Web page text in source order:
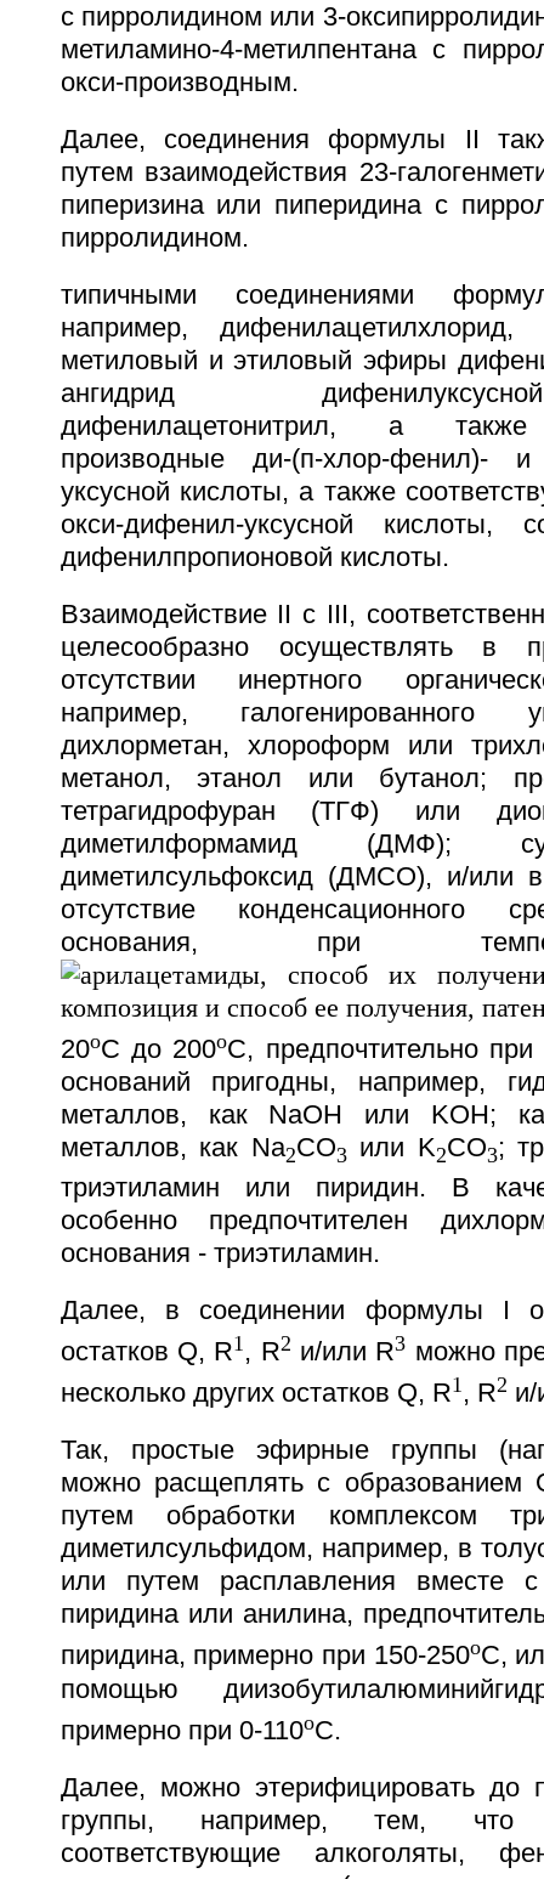
с пирролидином или 3-
метиламино-4-метилпентана с
окси-производным.
Далее, соединения формулы II
путем взаимодействия 23-
пиперизина или пиперидина с
пирролидином.
типичными соединениями
например,
метиловый и этиловый эфиры
ангидрид
дифенилацетонитрил, а также
производные ди-(п-хлор-фенил)-
уксусной кислоты, а также
окси-дифенил-уксусной кислоты,
дифенилпропионовой кислоты.
Взаимодействие II с III,
целесообразно осуществлять в
отсутствии инертного
например, галогенированного
дихлорметан, хлороформ или
метанол, этанол или бутанол;
тетрагидрофуран (ТГФ) или
диметилформамид (ДМФ);
диметилсульфоксид (ДМСО), и/или
отсутствие конденсационного
основания, при
20oC до 200oC, предпочтительно при
оснований пригодны, например,
металлов, как NaOH или KOH;
металлов, как Na2CO3 или K2CO3;
триэтиламин или пиридин. В
особенно предпочтителен
основания - триэтиламин.
Далее, в соединении формулы I
остатков Q, R1, R2 и/или R3 можно
несколько других остатков Q, R1, R2 и/
Так, простые эфирные группы
можно расщеплять с образованием
путем обработки комплексом
диметилсульфидом, например, в
или путем расплавления вместе с
пиридина или анилина,
пиридина, примерно при 150-250oC,
помощью
примерно при 0-110oC.
Далее, можно этерифицировать до
группы, например, тем, что
соответствующие алкоголяты,